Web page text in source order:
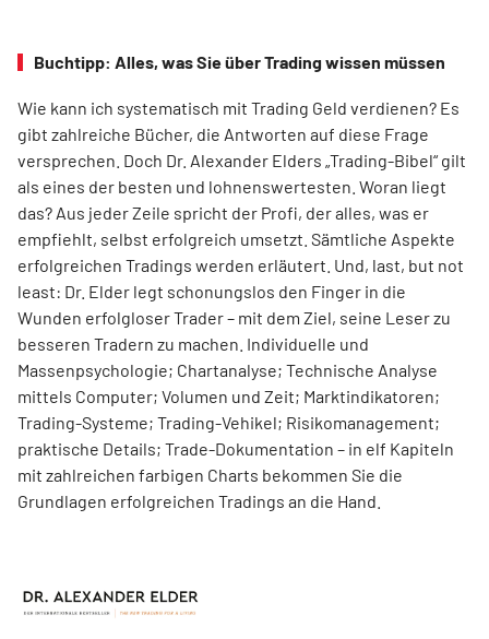
Buchtipp: Alles, was Sie über Trading wissen müssen
Wie kann ich systematisch mit Trading Geld verdienen? Es
gibt zahlreiche Bücher, die Antworten auf diese Frage
versprechen. Doch Dr. Alexander Elders „Trading-Bibel“ gilt
als eines der besten und lohnenswertesten. Woran liegt
das? Aus jeder Zeile spricht der Profi, der alles, was er
empfiehlt, selbst erfolgreich umsetzt. Sämtliche Aspekte
erfolgreichen Tradings werden erläutert. Und, last, but not
least: Dr. Elder legt schonungslos den Finger in die
Wunden erfolgloser Trader – mit dem Ziel, seine Leser zu
besseren Tradern zu machen. Individuelle und
Massenpsychologie; Chartanalyse; Technische Analyse
mittels Computer; Volumen und Zeit; Marktindikatoren;
Trading-Systeme; Trading-Vehikel; Risikomanagement;
praktische Details; Trade-Dokumentation – in elf Kapiteln
mit zahlreichen farbigen Charts bekommen Sie die
Grundlagen erfolgreichen Tradings an die Hand.